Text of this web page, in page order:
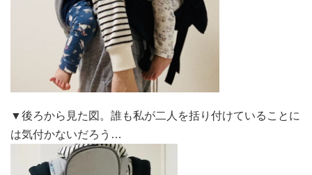
▼後ろから見た図。誰も私が二人を括り付けていることに
は気付かないだろう…